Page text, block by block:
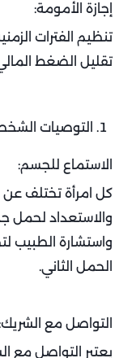
إجازة الأمومة:
تنظيم الفترات
تقليل الضغط
التوصيات
الاستماع للجسم:
كل امرأة تختلف عن
والاستعداد لحمل
واستشارة الطبيب
الحمل الثاني.
التواصل مع
يعتبر التواصل مع